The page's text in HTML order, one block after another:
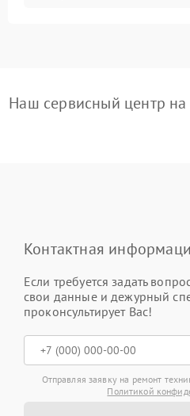
Наш сервисный центр
Контактная
Если требуется задать
свои данные и дежурный
проконсультирует Вас!
Отправляя заявку на ремонт
Политикой